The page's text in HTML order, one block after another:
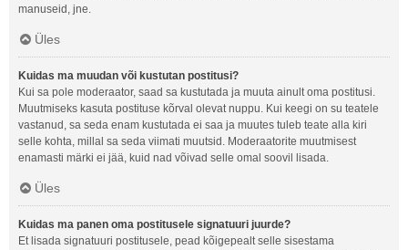
manuseid, jne.
Üles
Kuidas ma muudan või kustutan postitusi?
Kui sa pole moderaator, saad sa kustutada ja muuta ainult oma postitusi.
Muutmiseks kasuta postituse kõrval olevat nuppu. Kui keegi on su teatele
vastanud, sa seda enam kustutada ei saa ja muutes tuleb teate alla kiri
selle kohta, millal sa seda viimati muutsid. Moderaatorite muutmisest
enamasti märki ei jää, kuid nad võivad selle omal soovil lisada.
Üles
Kuidas ma panen oma postitusele signatuuri juurde?
Et lisada signatuuri postitusele, pead kõigepealt selle sisestama